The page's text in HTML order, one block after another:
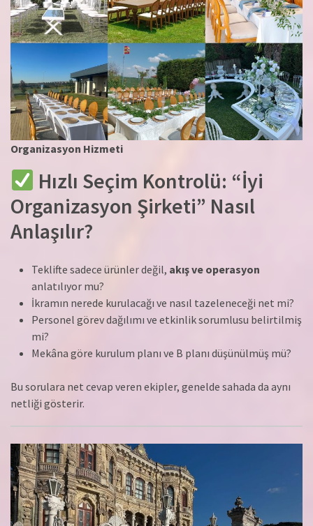
Organizasyon Hizmeti
Hızlı Seçim Kontrolü: “İyi
Organizasyon Şirketi” Nasıl
Anlaşılır?
Teklifte sadece ürünler değil, akış ve operasyon
anlatılıyor mu?
İkramın nerede kurulacağı ve nasıl tazeleneceği net mi?
Personel görev dağılımı ve etkinlik sorumlusu belirtilmiş
mi?
Mekâna göre kurulum planı ve B planı düşünülmüş mü?
Bu sorulara net cevap veren ekipler, genelde sahada da aynı
netliği gösterir.